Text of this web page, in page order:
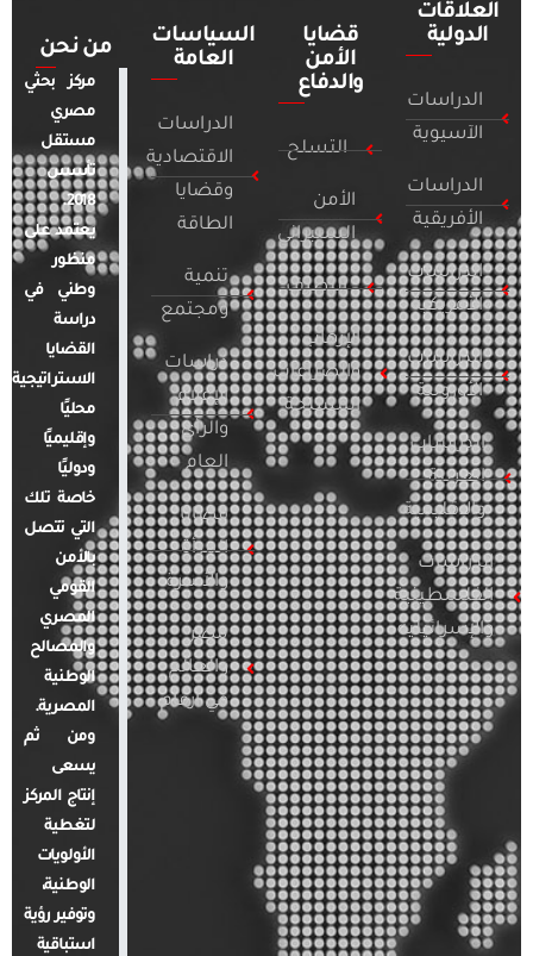
العلاقات
الدولية
الدراسات
الآسيوية
الدراسات
الأفريقية
الدراسات
الأمريكية
الدراسات
الأوروبية
الدراسات
العربية
والإقليمية
الدراسات
الفلسطينية
والإسرائيلية
قضايا
الأمن
والدفاع
التسلح
الأمن
السيبراني
التطرف
الإرهاب
والصراعات
المسلحة
السياسات
العامة
الدراسات
الاقتصادية
وقضايا
الطاقة
تنمية
ومجتمع
دراسات
الإعلام
والرأي
العام
قضايا
المرأة
والأسرة
مصر
والعالم
في أرقام
من نحن
مركز بحثي
مصري
مستقل
تأسس
2018.
يعتمد على
منظور
وطني في
دراسة
القضايا
الاستراتيجية
محليًا
وإقليميًا
ودوليًا
خاصة تلك
التي تتصل
بالأمن
القومي
المصري
والمصالح
الوطنية
المصرية.
ومن ثم
يسعى
إنتاج المركز
لتغطية
الأولويات
الوطنية،
وتوفير رؤية
استباقية